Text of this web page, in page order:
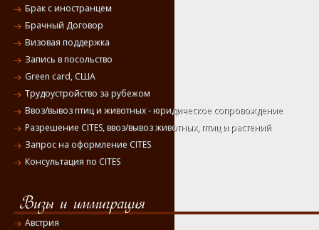
Брак с иностранцем
Брачный Договор
Визовая поддержка
Запись в посольство
Green card, США
Трудоустройство за рубежом
Ввоз/вывоз птиц и животных - юридическое сопровождение
Разрешение CITES, ввоз/вывоз животных, птиц и растений
Запрос на оформление CITES
Консультация по CITES
Австрия